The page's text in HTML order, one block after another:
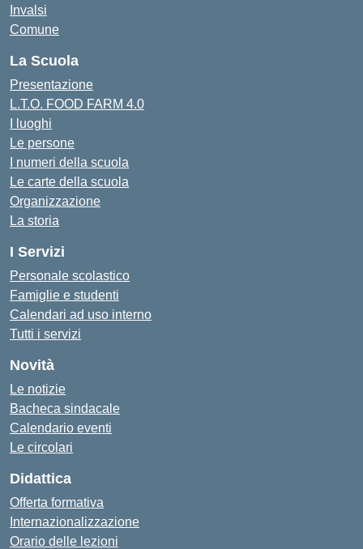
Invalsi
Comune
La Scuola
Presentazione
L.T.O. FOOD FARM 4.0
I luoghi
Le persone
I numeri della scuola
Le carte della scuola
Organizzazione
La storia
I Servizi
Personale scolastico
Famiglie e studenti
Calendari ad uso interno
Tutti i servizi
Novità
Le notizie
Bacheca sindacale
Calendario eventi
Le circolari
Didattica
Offerta formativa
Internazionalizzazione
Orario delle lezioni